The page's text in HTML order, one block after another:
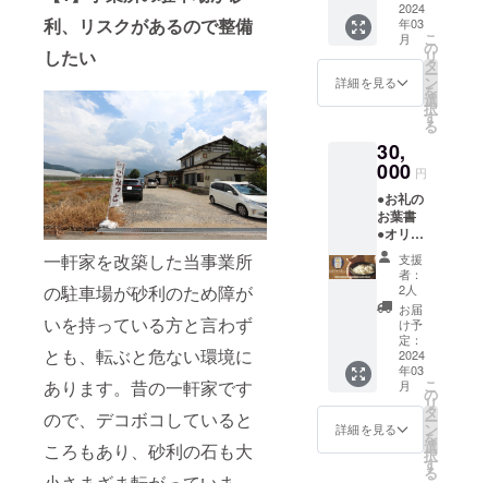
利、リスクがあるので整備
したい
一軒家を改築した当事業所
の駐車場が砂利のため障が
いを持っている方と言わず
とも、転ぶと危ない環境に
あります。昔の一軒家です
ので、デコボコしていると
ころもあり、砂利の石も大
す。詳
しくは
本文の
ターン
品と実
ル」を
ご覧く
ださ
い。
ジャー
ポトフ
／鶏と
銀杏の
ニンニ
いずれ
か。 ・
ヘルス
ベジ
スープ
／賞味
期限は
製造日
から約
6ヵ月、
商品に
よって
前後い
たしま
す。 ※
額は支
援者さ
ケーキ
ミック
ス（プ
レー
ン）
お送り
しま
す。 ・
がっこ
（漬
物）／
消費期
限は製
造から
180日。
・ハパ
ライス
／消費
期限は
商品の
下部に
記載。
イル1枚
③ヘル
スベジ
スープ
約180g
味2種類
×各1袋
袋（冷
凍）味
は7つか
らのお
楽し
み！ を
お送り
しま
す。 7
つの
味……
魚介と
野菜の
ブロス
スープ
／野菜
のグ
2024
年03
月
詳細を見る
こ
の
リ
タ
ー
ン
を
選
択
す
る
30,
000 円
●お礼の
お葉書
●オリジ
ナルク
リア
ファイ
ル 1枚
●松前
がっこ
200g×1
個（常
温） ●
いぶり
がっこ
（スラ
イス）
支援
者：
2人
お届
け予
定：
2024
年03
月
詳細を見る
こ
の
リ
タ
ー
ン
を
選
択
す
る